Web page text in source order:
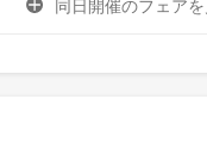
同日開催のフェアを